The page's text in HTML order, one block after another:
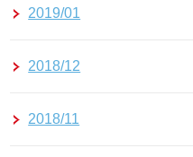
2019/01
2018/12
2018/11